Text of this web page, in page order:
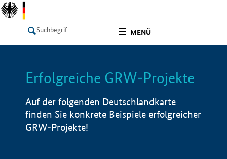
MENÜ
LISTE Info
Erfolgreiche GRW-Projekte
Auf der folgenden Deutschlandkarte
finden Sie konkrete Beispiele erfolgreicher
GRW-Projekte!